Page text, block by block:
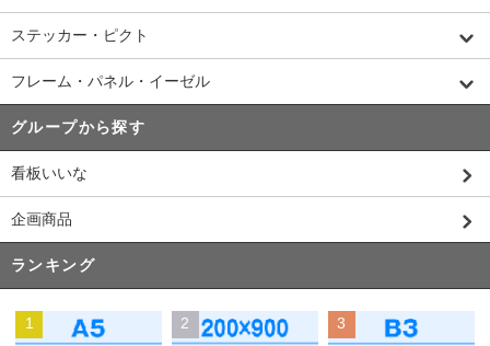
ステッカー・ピクト
フレーム・パネル・イーゼル
グループから探す
看板いいな
企画商品
ランキング
1 2 3